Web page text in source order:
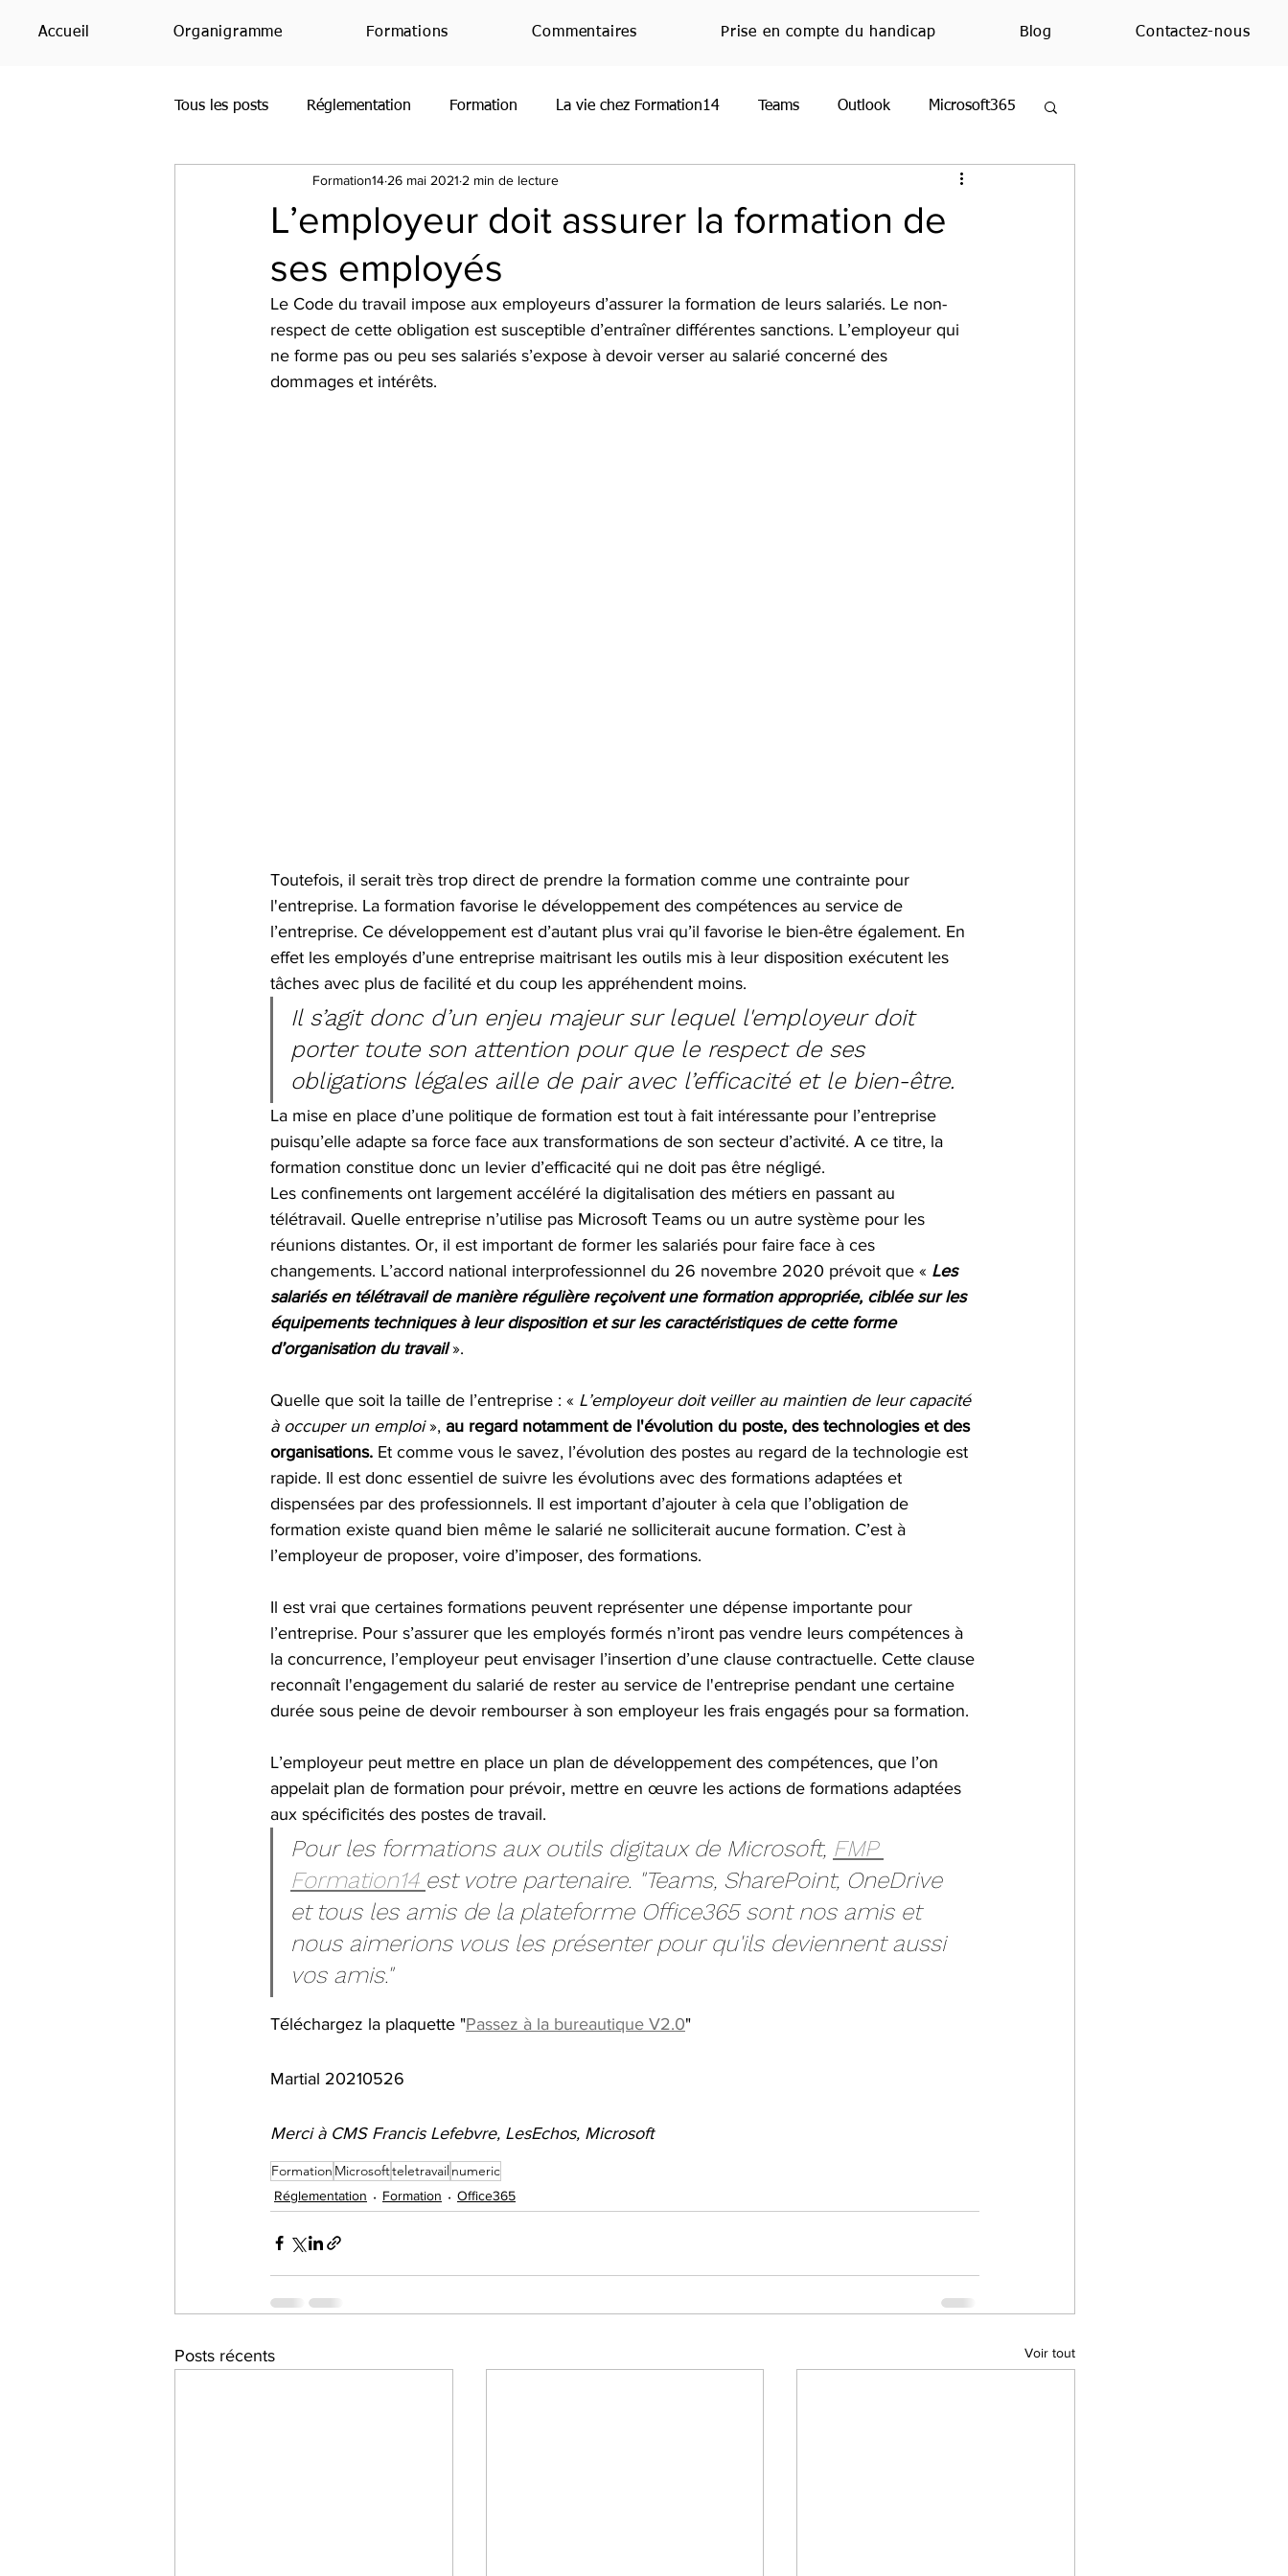
Accueil Organigramme Formations Commentaires Prise en compte du handicap Blog Contactez-nous
Tous les posts Réglementation Formation La vie chez Formation14 Teams Outlook Microsoft365
Bing PowerPoint Normandie Excel
SharePoint Étude Avis Handicap
RH IA
L’employeur doit assurer la formation de
ses employés
Formation14 26 mai 2021 2 min de lecture
Le Code du travail impose aux employeurs d’assurer la formation de leurs salariés. Le non-
respect de cette obligation est susceptible d’entraîner différentes sanctions. L’employeur qui
ne forme pas ou peu ses salariés s’expose à devoir verser au salarié concerné des
dommages et intérêts.
Toutefois, il serait très trop direct de prendre la formation comme une contrainte pour
l'entreprise. La formation favorise le développement des compétences au service de
l’entreprise. Ce développement est d’autant plus vrai qu’il favorise le bien-être également. En
effet les employés d’une entreprise maitrisant les outils mis à leur disposition exécutent les
tâches avec plus de facilité et du coup les appréhendent moins.
Il s’agit donc d’un enjeu majeur sur lequel l'employeur doit
porter toute son attention pour que le respect de ses
obligations légales aille de pair avec l’efficacité et le bien-être.
La mise en place d’une politique de formation est tout à fait intéressante pour l’entreprise
puisqu’elle adapte sa force face aux transformations de son secteur d’activité. A ce titre, la
formation constitue donc un levier d’efficacité qui ne doit pas être négligé.
Les confinements ont largement accéléré la digitalisation des métiers en passant au
télétravail. Quelle entreprise n’utilise pas Microsoft Teams ou un autre système pour les
réunions distantes. Or, il est important de former les salariés pour faire face à ces
changements. L’accord national interprofessionnel du 26 novembre 2020 prévoit que « Les
salariés en télétravail de manière régulière reçoivent une formation appropriée, ciblée sur les
équipements techniques à leur disposition et sur les caractéristiques de cette forme
d’organisation du travail ».
Quelle que soit la taille de l’entreprise : « L’employeur doit veiller au maintien de leur capacité
à occuper un emploi », au regard notamment de l'évolution du poste, des technologies et des
organisations. Et comme vous le savez, l’évolution des postes au regard de la technologie est
rapide. Il est donc essentiel de suivre les évolutions avec des formations adaptées et
dispensées par des professionnels. Il est important d’ajouter à cela que l’obligation de
formation existe quand bien même le salarié ne solliciterait aucune formation. C’est à
l’employeur de proposer, voire d’imposer, des formations.
Il est vrai que certaines formations peuvent représenter une dépense importante pour
l’entreprise. Pour s’assurer que les employés formés n’iront pas vendre leurs compétences à
la concurrence, l’employeur peut envisager l’insertion d’une clause contractuelle. Cette clause
reconnaît l'engagement du salarié de rester au service de l'entreprise pendant une certaine
durée sous peine de devoir rembourser à son employeur les frais engagés pour sa formation.
L’employeur peut mettre en place un plan de développement des compétences, que l’on
appelait plan de formation pour prévoir, mettre en œuvre les actions de formations adaptées
aux spécificités des postes de travail.
Pour les formations aux outils digitaux de Microsoft, FMP
Formation14 est votre partenaire. "Teams, SharePoint, OneDrive
et tous les amis de la plateforme Office365 sont nos amis et
nous aimerions vous les présenter pour qu'ils deviennent aussi
vos amis."
Téléchargez la plaquette "Passez à la bureautique V2.0"
Martial 20210526
Merci à CMS Francis Lefebvre, LesEchos, Microsoft
Formation Microsoftteletravailnumeric
Réglementation Formation Office365
Posts récents Voir tout